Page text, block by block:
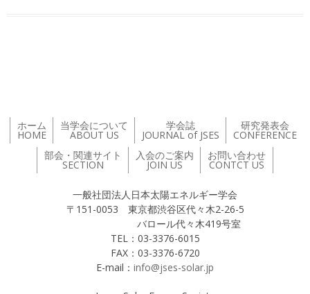
ホーム
HOME
当学会について
ABOUT US
学会誌
JOURNAL of JSES
研究発表会
CONFERENCE
部会・関連サイト
SECTION
入会のご案内
JOIN US
お問い合わせ
CONTCT US
一般社団法人日本太陽エネルギー学会
〒151-0053 東京都渋谷区代々木2-26-5
バロール代々木419号室
TEL：03-3376-6015
FAX：03-3376-6720
E-mail： info@jses-solar.jp